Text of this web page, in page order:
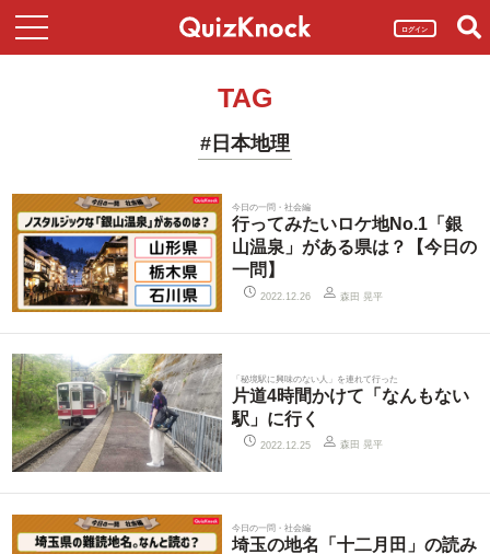
ログイン
TAG
#日本地理
今日の一問・社会編
行ってみたいロケ地No.1「銀
山温泉」がある県は？【今日の
一問】
2022.12.26 森田 晃平
「秘境駅に興味のない人」を連れて行った
片道4時間かけて「なんもない
駅」に行く
2022.12.25 森田 晃平
今日の一問・社会編
埼玉の地名「十二月田」の読み